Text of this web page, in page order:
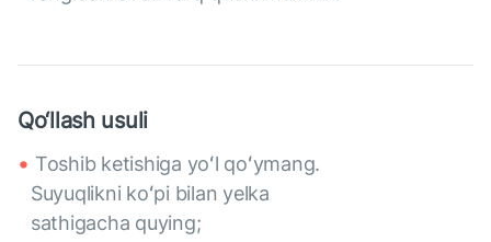
Qo‘llash usuli
Toshib ketishiga yoʻl qoʻymang.
Suyuqlikni koʻpi bilan yelka
sathigacha quying;